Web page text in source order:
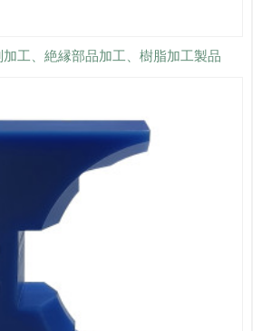
工、絶縁部品加工、樹脂加工製品